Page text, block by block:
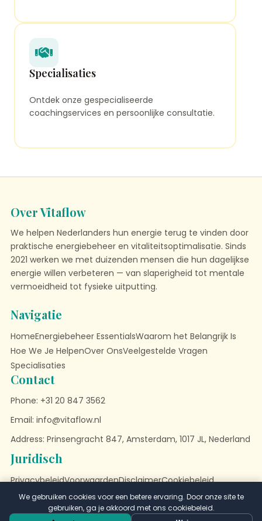
Specialisaties
Ontdek onze gespecialiseerde
coachingservices en persoonlijke consultatie.
We gebruiken cookies voor een betere ervaring. Door onze site te
gebruiken, ga je akkoord met ons cookiebeleid.
Over Vitaflow
We helpen Nederlanders hun energie terug te vinden door
praktische energiebeheer en vitaliteitsoptimalisatie. Sinds
2021 werken we met duizenden mensen die hun dagelijkse
energie willen verbeteren — van slaperigheid tot mentale
vermoeidheid tot fysieke uitputting.
Navigatie
HomeEnergiebeheer EssentialsWaarom het Belangrijk Is
Hoe We Je HelpenOver OnsVeelgestelde Vragen
Specialisaties
Contact
Phone: +31 20 847 3562
Email: info@vitaflow.nl
Address: Prinsengracht 847, Amsterdam, 1017 JL, Nederland
Juridisch
PrivacybeleidVoorwaardenDisclaimerCookiebeleid
2026 Vitaflow. Alle rechten voorbehouden.